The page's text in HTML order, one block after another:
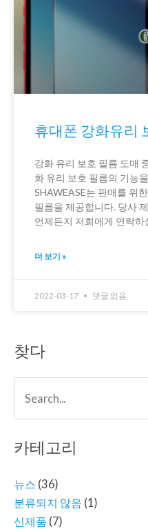
찾다
Search
for:
카테고리
뉴스 (36)
분류되지 않음 (1)
신제품 (7)
휴대폰 강화유리
강화 유리 보호 필름 도매
화 유리 보호 필름의 기능
SHAWEASE는 판매를 위
필름을 제공합니다. 당사
언제든지 저희에게 연락하
더 보기 »
2022-03-17 댓글 없음